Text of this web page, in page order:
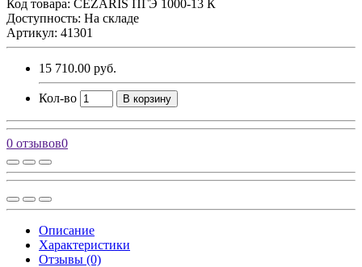
Код товара: CEZARIS ПГЭ 1000-13 К
Доступность: На складе
Артикул: 41301
15 710.00 руб.
Кол-во В корзину
0 отзывов0
Описание
Характеристики
Отзывы (0)